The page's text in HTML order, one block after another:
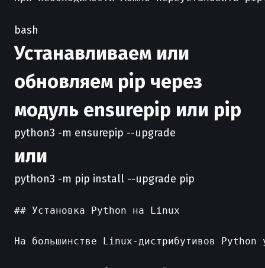
bash
Устанавливаем или
обновляем pip через
модуль ensurepip или pip
python3 -m ensurepip --upgrade
или
python3 -m pip install --upgrade pip
## Установка Python на Linux
На большинстве Linux-дистрибутивов